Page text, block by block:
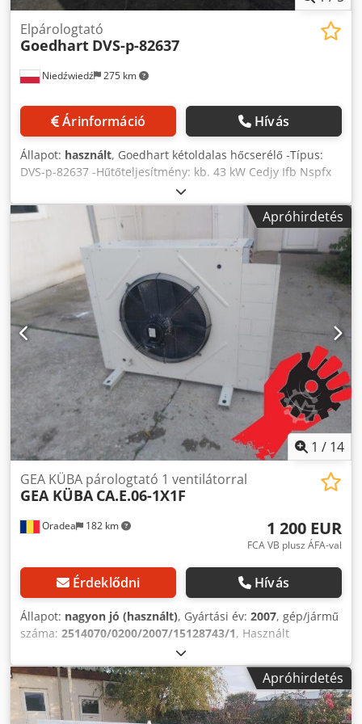
Niedźwiedź 275 km
Elpárologtató
Goedhart DVS-p-82637
Árinformáció Hívás
Állapot: használt, Goedhart kétoldalas hőcserélő -Típus:
DVS-p-82637 -Hűtőteljesítmény: kb. 43 kW Cedjy Ifb Nspfx
Am Asha -Lamella távolság: 7 mm -Ventilátorok száma: 2 x
630 mm -Berendezés méretei: 2600 x 1820 x 750 mm -
Térfogat: 76 l -Tömeg: 470 kg -Raktárkészlet: 1 db -Raktári
szám: CH 604 -Állapot: használt, nagyon jó, a hőcserélő
100%-ban tömített, ventilátorok működőképesek, azonnal
üzemkész
Apróhirdetés
1 / 14
Oradea 182 km
GEA KÜBA párologtató 1 ventilátorral
GEA KÜBA CA.E.06-1X1F
1 200 EUR
FCA VB plusz ÁFA-val
Érdeklődni Hívás
Állapot: nagyon jó (használt), Gyártási év: 2007, gép/jármű
száma: 2514070/0200/2007/15128743/1, Használt
elpárologtató GEA KÜBA, typ CA.E.06-1X1F, sorozatszám:
2514070/0200/2007/15128743/1 Gyártás éve 2007 Burkolat
Önhordó szerkezet, ventilátorszekciók külön-külön
elválasztva. A ventilátor rendkívül csendes (E) - Horganyzott
acéllemezből készült burkolat és lábak - Hőmérséklet- és
Apróhirdetés